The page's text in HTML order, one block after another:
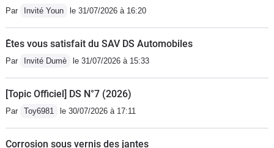
Par Invité Youn le 31/07/2026 à 16:20
Êtes vous satisfait du SAV DS Automobiles
Par Invité Dumè le 31/07/2026 à 15:33
[Topic Officiel] DS N°7 (2026)
Par Toy6981 le 30/07/2026 à 17:11
Corrosion sous vernis des jantes